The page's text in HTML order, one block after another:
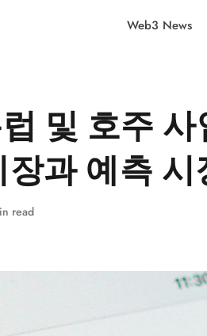
Web3 News
및 호주
장과 예측 시
read